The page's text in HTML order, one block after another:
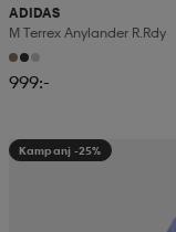
ADIDAS
M Terrex Anylander R.rdy
999:-
Kampanj -25%